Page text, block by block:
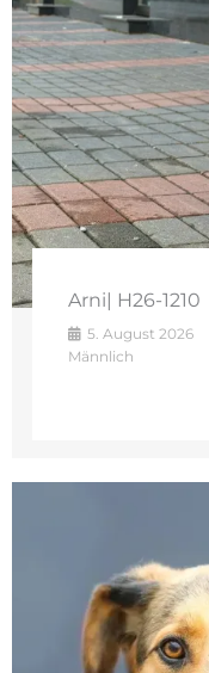
Arni| H26-1210
5. August 2026
Männlich